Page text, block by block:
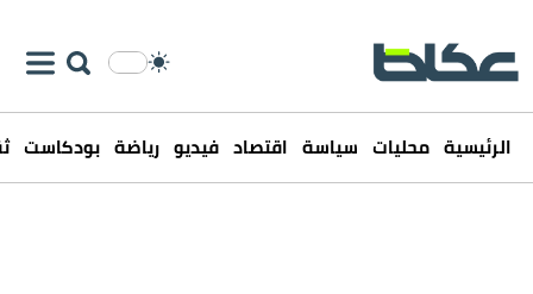
الرئيسية محليات سياسة اقتصاد فيديو رياضة بودكاست